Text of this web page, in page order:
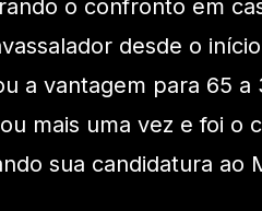
o confronto em
desde o
a vantagem para 65
mais uma vez e foi o
sua candidatura ao